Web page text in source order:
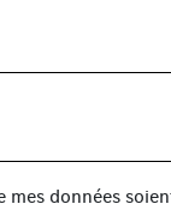
mes données